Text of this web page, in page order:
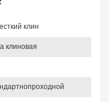
клин
клиновая